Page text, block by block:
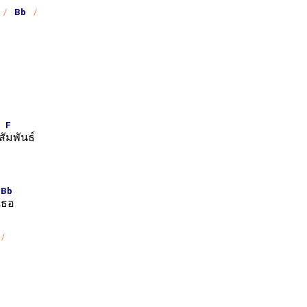
Bb
F
มพันธ์
Bb
ธอ